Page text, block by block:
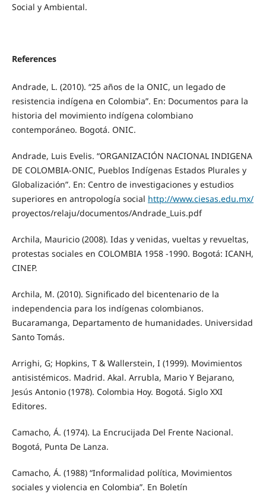
Social y Ambiental.
References
Andrade, L. (2010). “25 años de la ONIC, un legado de
resistencia indígena en Colombia”. En: Documentos para la
historia del movimiento indígena colombiano
contemporáneo. Bogotá. ONIC.
Andrade, Luis Evelis. “ORGANIZACIÓN NACIONAL INDIGENA
DE COLOMBIA-ONIC, Pueblos Indígenas Estados Plurales y
Globalización”. En: Centro de investigaciones y estudios
superiores en antropología social http://www.ciesas.edu.mx/
proyectos/relaju/documentos/Andrade_Luis.pdf
Archila, Mauricio (2008). Idas y venidas, vueltas y revueltas,
protestas sociales en COLOMBIA 1958 -1990. Bogotá: ICANH,
CINEP.
Archila, M. (2010). Significado del bicentenario de la
independencia para los indígenas colombianos.
Bucaramanga, Departamento de humanidades. Universidad
Santo Tomás.
Arrighi, G; Hopkins, T & Wallerstein, I (1999). Movimientos
antisistémicos. Madrid. Akal. Arrubla, Mario Y Bejarano,
Jesús Antonio (1978). Colombia Hoy. Bogotá. Siglo XXI
Editores.
Camacho, Á. (1974). La Encrucijada Del Frente Nacional.
Bogotá, Punta De Lanza.
Camacho, Á. (1988) “Informalidad política, Movimientos
sociales y violencia en Colombia”. En Boletín